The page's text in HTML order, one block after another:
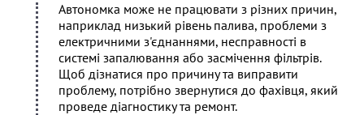
Автономка може не працювати з різних причин,
наприклад низький рівень палива, проблеми з
електричними з'єднаннями, несправності в
системі запалювання або засмічення фільтрів.
Щоб дізнатися про причину та виправити
проблему, потрібно звернутися до фахівця, який
проведе діагностику та ремонт.